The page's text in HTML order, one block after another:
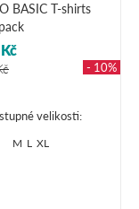
BASIC T-shirts
- 10%
velikosti:
M L XL